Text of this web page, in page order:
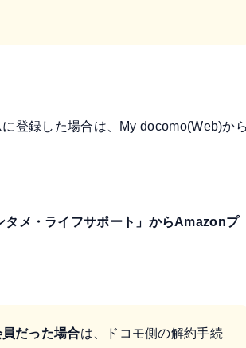
登録した場合は、
My docomo(Web)か
タメ・ライフサポート」からAmazonプ
だった場合は、ドコモ側の解約手続